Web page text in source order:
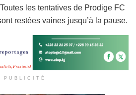
les tentatives de Prodige FC
restées vaines jusqu’à la pause.
PUBLICITÉ